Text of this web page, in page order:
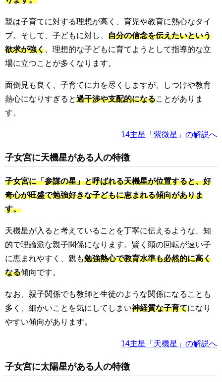
親は子育てに対する理想が高く、育児や教育に熱心なタイ
プ。そして、子どもに対し、 自分の信念を伝えたいという
欲求が強く 、理想的な子どもに育てようとして指導的な立
場に立つことが多くなります。
面倒見も良く、子育てに力を尽くしますが、しつけや教育
熱心になりすぎると過干渉や支配的になる ことがありま
す。
14主星「紫微星」の解説へ
子女宮に天機星がある人の特徴
子女宮に「参謀の星」と呼ばれる天機星が位置すると、好
奇心が旺盛で勉強好きな子どもに恵まれる傾向がありま
す。
天機星が入ると考えていることを丁寧に伝えるような、知
的で理論派な親子関係になります。賢く頭の回転が速い子
に恵まれやすく、親も勉強熱心で教育水準も必然的に高く
なる傾向です。
なお、親子関係でも教師と生徒のような関係になることも
多く、細かいことを気にしてしまい神経質な子育てになり
やすい傾向があります。
14主星「天機星」の解説へ
子女宮に太陽星がある人の特徴